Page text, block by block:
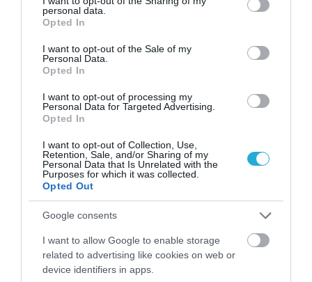
grant or deny consent to Google and its third-party tags to
use your data for below specified purposes in below Google
consent section.
personal data.
Opted In
I want to opt-out of the Sale of my
Personal Data.
Opted In
I want to opt-out of processing my
Personal Data for Targeted Advertising.
Opted In
I want to opt-out of Collection, Use,
Retention, Sale, and/or Sharing of my
Personal Data that Is Unrelated with the
Purposes for which it was collected.
Opted Out
Google consents
I want to allow Google to enable storage
related to advertising like cookies on web or
device identifiers in apps.
09.08.2026
Πώς να ξεπαγώσετε σωστά τα ψάρια
09.08.2026